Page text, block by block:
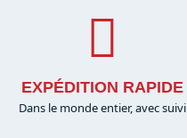
EXPÉDITION RAPIDE
Dans le monde entier, avec suivi